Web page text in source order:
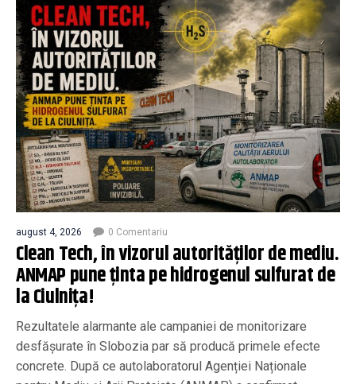
august 4, 2026 0 Comentariu
Clean Tech, în vizorul autorităților de mediu.
ANMAP pune ținta pe hidrogenul sulfurat de
la Ciulnița!
Rezultatele alarmante ale campaniei de monitorizare
desfășurate în Slobozia par să producă primele efecte
concrete. După ce autolaboratorul Agenției Naționale